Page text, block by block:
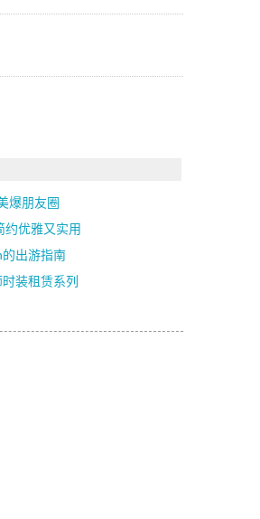
爆朋友圈
约优雅又实用
出游指南
装租赁系列